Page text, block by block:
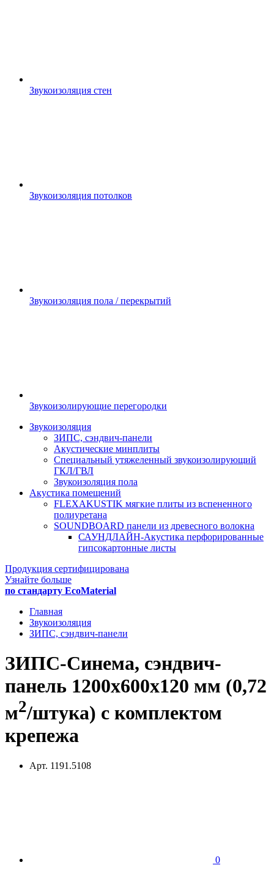
Звукоизоляция стен
Звукоизоляция потолков
Звукоизоляция пола / перекрытий
Звукоизолирующие перегородки
Звукоизоляция
ЗИПС, сэндвич-панели
Акустические минплиты
Специальный утяжеленный звукоизолирующий
ГКЛ/ГВЛ
Звукоизоляция пола
Акустика помещений
FLEXAKUSTIK мягкие плиты из вспененного
полиуретана
SOUNDBOARD панели из древесного волокна
САУНДЛАЙН-Акустика перфорированные
гипсокартонные листы
Продукция сертифицирована
Узнайте больше
по стандарту EcoMaterial
Главная
Звукоизоляция
ЗИПС, сэндвич-панели
ЗИПС-Синема, сэндвич-
панель 1200х600х120 мм (0,72
м2/штука) с комплектом
крепежа
Арт. 1191.5108
0